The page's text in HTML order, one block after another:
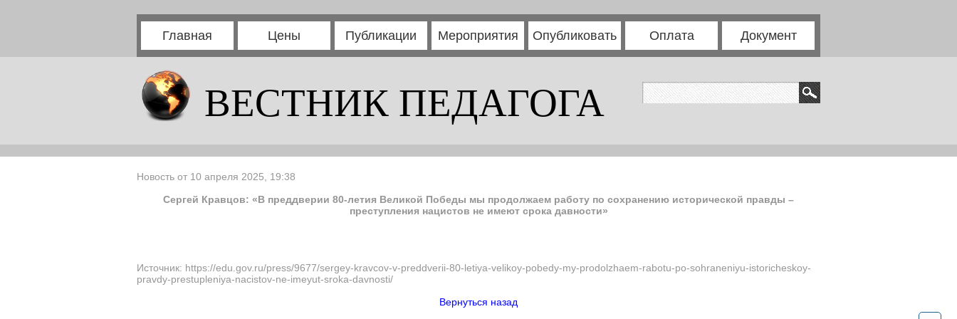
Главная Цены Публикации Мероприятия Опубликовать Оплата Документ
ВЕСТНИК ПЕДАГОГА
Новость от 10 апреля 2025, 19:38
Сергей Кравцов: «В преддверии 80-летия Великой Победы мы продолжаем работу по сохранению исторической правды –
преступления нацистов не имеют срока давности»
Источник: https://edu.gov.ru/press/9677/sergey-kravcov-v-preddverii-80-letiya-velikoy-pobedy-my-prodolzhaem-rabotu-po-sohraneniyu-istoricheskoy-
pravdy-prestupleniya-nacistov-ne-imeyut-sroka-davnosti/
Вернуться назад